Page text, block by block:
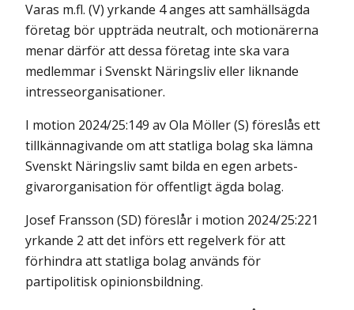
Varas m.fl. (V) yrkande 4 anges att samhällsägda
företag bör uppträda neutralt, och motionärerna
menar därför att dessa företag inte ska vara
medlemmar i Svenskt Näringsliv eller liknande
intresseorganisationer.
I motion 2024/25:149 av Ola Möller (S) föreslås ett
tillkännagivande om att statliga bolag ska lämna
Svenskt Näringsliv samt bilda en egen arbets­
givarorganisation för offentligt ägda bolag.
Josef Fransson (SD) föreslår i motion 2024/25:221
yrkande 2 att det införs ett regelverk för att
förhindra att statliga bolag används för
partipolitisk opinions­bildning.